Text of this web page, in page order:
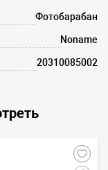
Фотобарабан
Noname
20310085002